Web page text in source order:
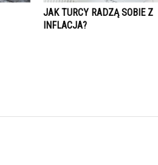
JAK TURCY RADZĄ SOBIE Z
INFLACJA?